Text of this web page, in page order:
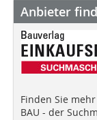
Anbieter
Finden Sie mehr
BAU - der